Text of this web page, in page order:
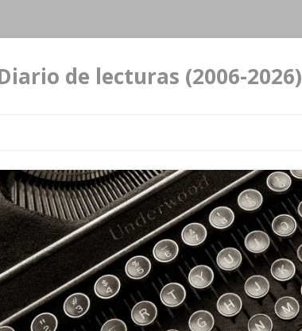
de lecturas (2006-2026)